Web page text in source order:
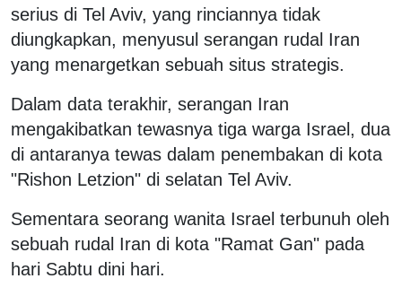
serius di Tel Aviv, yang rinciannya tidak
diungkapkan, menyusul serangan rudal Iran
yang menargetkan sebuah situs strategis.
Dalam data terakhir, serangan Iran
mengakibatkan tewasnya tiga warga Israel, dua
di antaranya tewas dalam penembakan di kota
"Rishon Letzion" di selatan Tel Aviv.
Sementara seorang wanita Israel terbunuh oleh
sebuah rudal Iran di kota "Ramat Gan" pada
hari Sabtu dini hari.